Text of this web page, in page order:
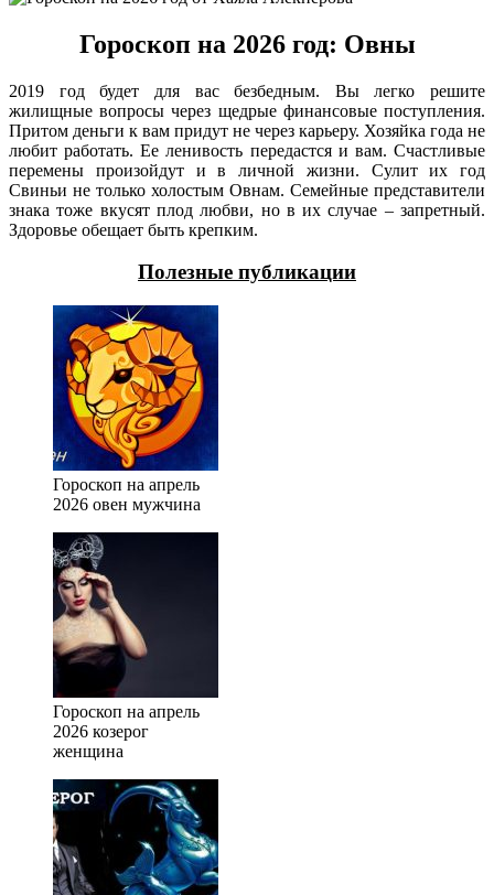
Гороскоп на 2026 год: Овны
2019 год будет для вас безбедным. Вы легко решите
жилищные вопросы через щедрые финансовые поступления.
Притом деньги к вам придут не через карьеру. Хозяйка года не
любит работать. Ее ленивость передастся и вам. Счастливые
перемены произойдут и в личной жизни. Сулит их год
Свиньи не только холостым Овнам. Семейные представители
знака тоже вкусят плод любви, но в их случае – запретный.
Здоровье обещает быть крепким.
Полезные публикации
Гороскоп на апрель
2026 овен мужчина
Гороскоп на апрель
2026 козерог
женщина